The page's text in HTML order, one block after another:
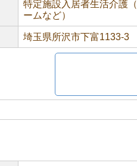
特定施設入居者生活介護
ームなど）
埼玉県所沢市下富1133-3